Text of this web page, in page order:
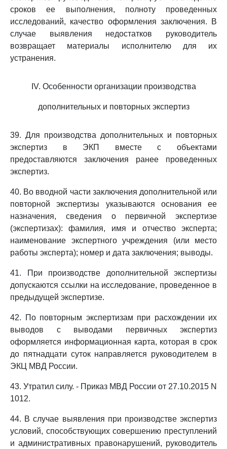
сроков ее выполнения, полноту проведенных
исследований, качество оформления заключения. В
случае выявления недостатков руководитель
возвращает материалы исполнителю для их
устранения.
IV. Особенности организации производства
дополнительных и повторных экспертиз
39. Для производства дополнительных и повторных
экспертиз в ЭКП вместе с объектами
предоставляются заключения ранее проведенных
экспертиз.
40. Во вводной части заключения дополнительной или
повторной экспертизы указываются основания ее
назначения, сведения о первичной экспертизе
(экспертизах): фамилия, имя и отчество эксперта;
наименование экспертного учреждения (или место
работы эксперта); номер и дата заключения; выводы.
41. При производстве дополнительной экспертизы
допускаются ссылки на исследование, проведенное в
предыдущей экспертизе.
42. По повторным экспертизам при расхождении их
выводов с выводами первичных экспертиз
оформляется информационная карта, которая в срок
до пятнадцати суток направляется руководителем в
ЭКЦ МВД России.
43. Утратил силу. - Приказ МВД России от 27.10.2015 N
1012.
44. В случае выявления при производстве экспертиз
условий, способствующих совершению преступлений
и административных правонарушений, руководитель